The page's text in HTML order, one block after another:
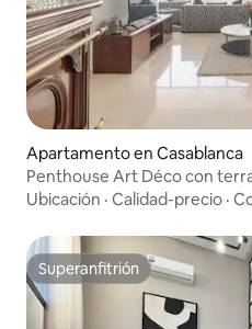
Apartamento en Casablanca
Penthouse Art Déco con
Ubicación · Calidad-precio ·
Superanfitrión
Superanfitrión